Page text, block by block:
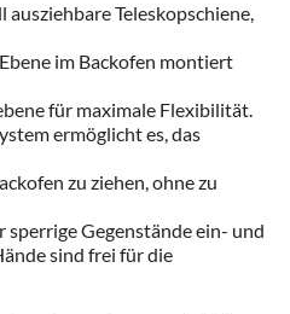
ausziehbare Teleskopschiene,
im Backofen montiert
für maximale Flexibilität.
ermöglichtes,das
zu ziehen,ohnezu
sperrigeGegenständeein- und
ändesind frei fürdie